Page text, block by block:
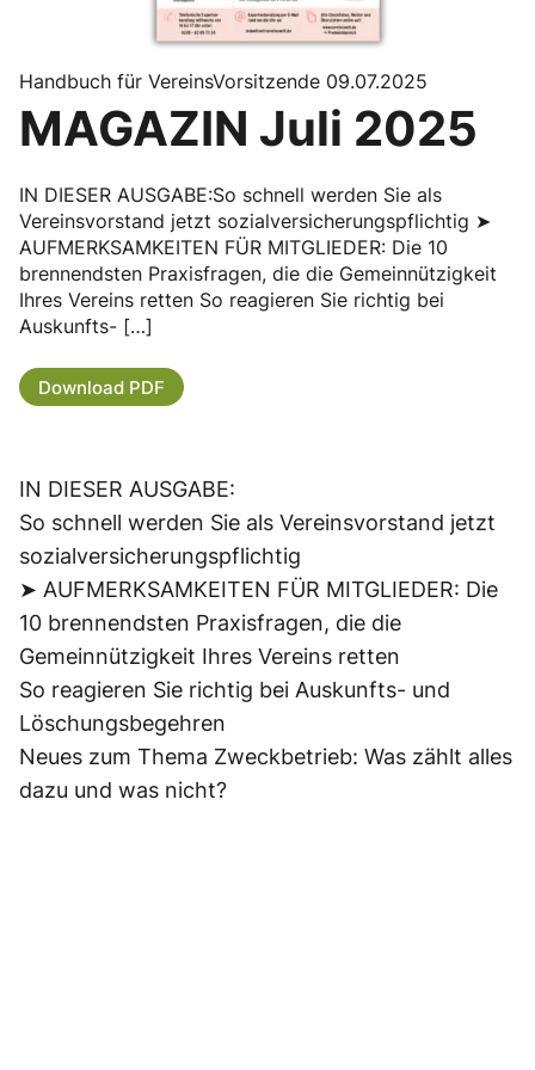
Handbuch für VereinsVorsitzende 09.07.2025
MAGAZIN Juli 2025
IN DIESER AUSGABE:So schnell werden Sie als
Vereinsvorstand jetzt sozialversicherungspflichtig ➤
AUFMERKSAMKEITEN FÜR MITGLIEDER: Die 10
brennendsten Praxisfragen, die die Gemeinnützigkeit
Ihres Vereins retten So reagieren Sie richtig bei
Auskunfts- […]
Download PDF
IN DIESER AUSGABE:
So schnell werden Sie als Vereinsvorstand jetzt
sozialversicherungspflichtig
➤ AUFMERKSAMKEITEN FÜR MITGLIEDER: Die
10 brennendsten Praxisfragen, die die
Gemeinnützigkeit Ihres Vereins retten
So reagieren Sie richtig bei Auskunfts- und
Löschungsbegehren
Neues zum Thema Zweckbetrieb: Was zählt alles
dazu und was nicht?